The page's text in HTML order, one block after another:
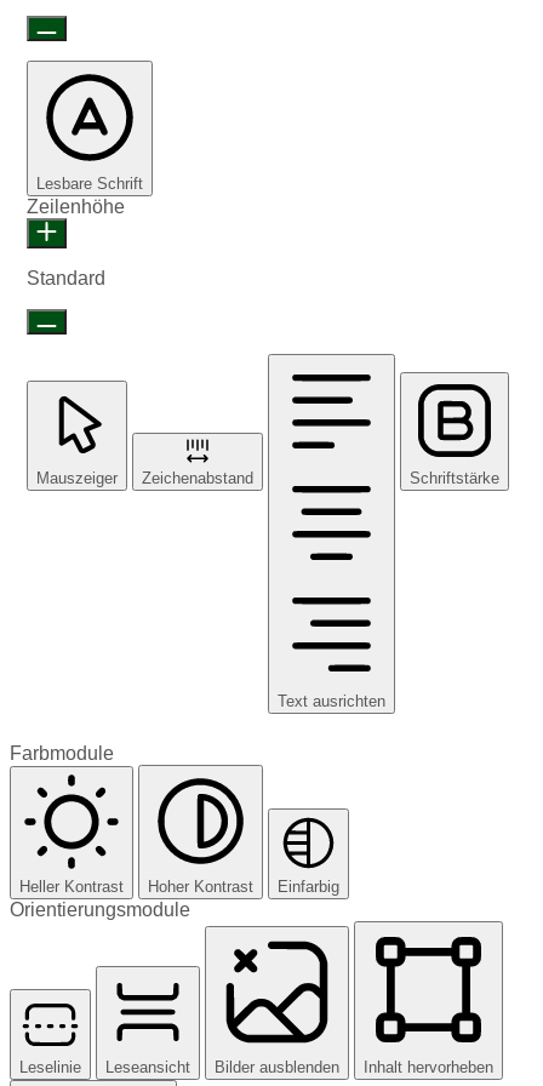
Lesbare Schrift
Zeilenhöhe
Standard
Mauszeiger Zeichenabstand
Text ausrichten
Schriftstärke
Farbmodule
Heller Kontrast Hoher Kontrast Einfarbig
Orientierungsmodule
Leselinie Leseansicht Bilder ausblenden Inhalt hervorheben